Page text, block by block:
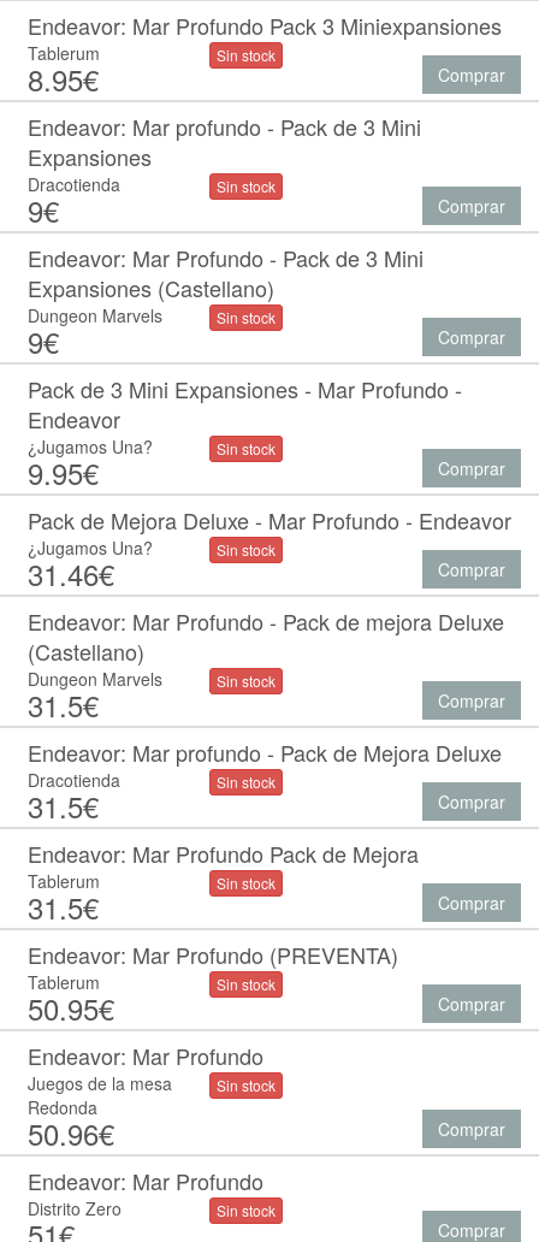
Endeavor: Mar Profundo Pack 3 Miniexpansiones
Tablerum
8.95€
Sin stock
Comprar
Endeavor: Mar profundo - Pack de 3 Mini
Expansiones
Dracotienda
9€
Sin stock
Comprar
Endeavor: Mar Profundo - Pack de 3 Mini
Expansiones (Castellano)
Dungeon Marvels
9€
Sin stock
Comprar
Pack de 3 Mini Expansiones - Mar Profundo -
Endeavor
¿Jugamos Una?
9.95€
Sin stock
Comprar
Pack de Mejora Deluxe - Mar Profundo - Endeavor
¿Jugamos Una?
31.46€
Sin stock
Comprar
Endeavor: Mar Profundo - Pack de mejora Deluxe
(Castellano)
Dungeon Marvels
31.5€
Sin stock
Comprar
Endeavor: Mar profundo - Pack de Mejora Deluxe
Dracotienda
31.5€
Sin stock
Comprar
Endeavor: Mar Profundo Pack de Mejora
Tablerum
31.5€
Sin stock
Comprar
Endeavor: Mar Profundo (PREVENTA)
Tablerum
50.95€
Sin stock
Comprar
Endeavor: Mar Profundo
Juegos de la mesa
Redonda
50.96€
Sin stock
Comprar
Endeavor: Mar Profundo
Distrito Zero Sin stock
Comprar